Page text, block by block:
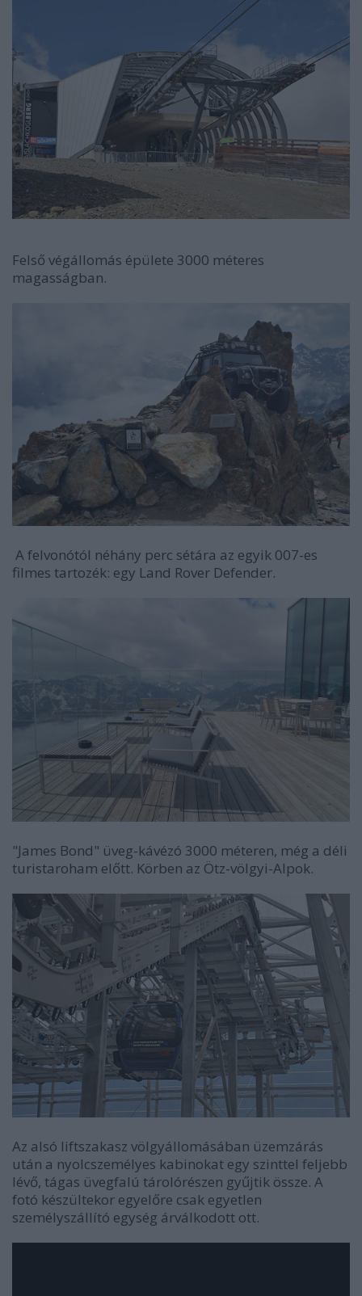
Felső végállomás épülete 3000 méteres
magasságban.
A felvonótól néhány perc sétára az egyik 007-es
filmes tartozék: egy Land Rover Defender.
"James Bond" üveg-kávézó 3000 méteren, még a déli
turistaroham előtt. Körben az Ötz-völgyi-Alpok.
Az alsó liftszakasz völgyállomásában üzemzárás
után a nyolcszemélyes kabinokat egy szinttel feljebb
lévő, tágas üvegfalú tárolórészen gyűjtik össze. A
fotó készültekor egyelőre csak egyetlen
személyszállító egység árválkodott ott.